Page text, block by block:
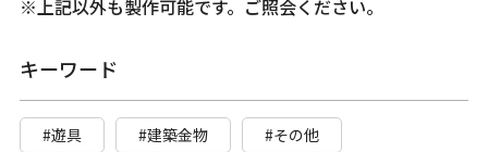
※上記以外も製作可能です。ご照会ください。
キーワード
#遊具 #建築金物 #その他